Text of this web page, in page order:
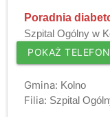
Poradnia
Szpital Ogólny w
POKAŻ TELEFON
Gmina: Kolno
Filia: Szpital